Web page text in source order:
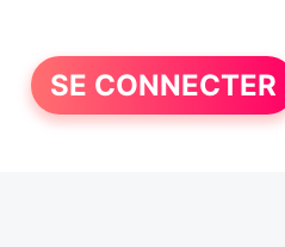
SE CONNECTER